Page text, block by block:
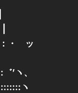
ッ
、
ヽ